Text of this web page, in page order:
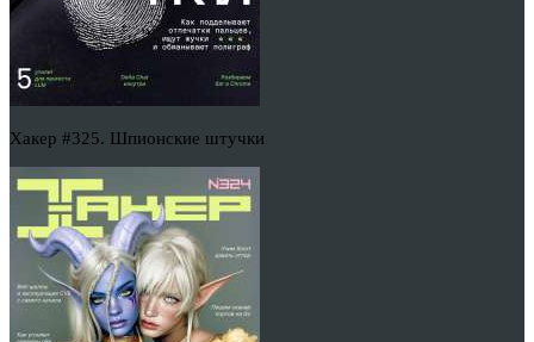
Хакер #325. Шпионские штучки